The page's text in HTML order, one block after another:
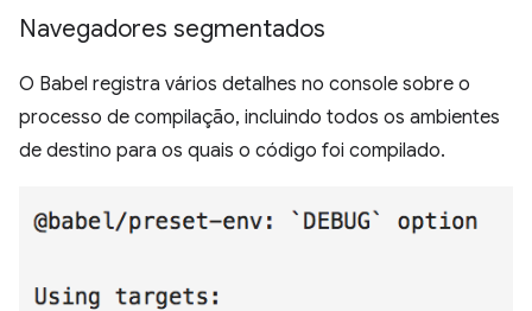
Navegadores segmentados
O Babel registra vários detalhes no console sobre o
processo de compilação, incluindo todos os ambientes
de destino para os quais o código foi compilado.